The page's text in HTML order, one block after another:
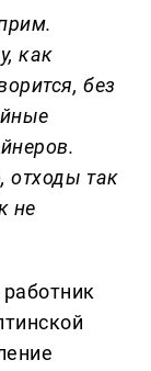
как
без
отходы так
не
работник